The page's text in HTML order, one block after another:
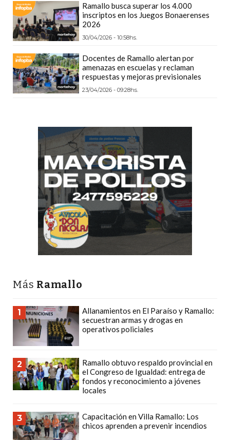
CHANGUITO.COM.AR
Y
CÓMO
CREAR
TIENDAS
ONLINE
WHATSAPP
TIENDA
ARGENTINA:
CHANGUITO.COM.AR
VENTA
WHATSAPP
CÓMO
RECIBIR
DE
COMIDA
LA
GUÍA
Ramallo busca superar los 4.000
inscriptos en los Juegos Bonaerenses
2026
30/04/2026 - 10:58hs.
Docentes de Ramallo alertan por
amenazas en escuelas y reclaman
respuestas y mejoras previsionales
23/04/2026 - 09:28hs.
Más Ramallo
1
Allanamientos en El Paraíso y Ramallo:
secuestran armas y drogas en
operativos policiales
2
Ramallo obtuvo respaldo provincial en
el Congreso de Igualdad: entrega de
fondos y reconocimiento a jóvenes
locales
3
Capacitación en Villa Ramallo: Los
chicos aprenden a prevenir incendios